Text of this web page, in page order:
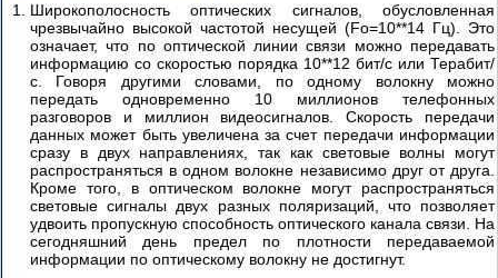
Широкополосность оптических сигналов, обусловленная
чрезвычайно высокой частотой несущей (Fo=10**14 Гц). Это
означает, что по оптической линии связи можно передавать
информацию со скоростью порядка 10**12 бит/с или Терабит/
с. Говоря другими словами, по одному волокну можно
передать одновременно 10 миллионов телефонных
разговоров и миллион видеосигналов. Скорость передачи
данных может быть увеличена за счет передачи информации
сразу в двух направлениях, так как световые волны могут
распространяться в одном волокне независимо друг от друга.
Кроме того, в оптическом волокне могут распространяться
световые сигналы двух разных поляризаций, что позволяет
удвоить пропускную способность оптического канала связи. На
сегодняшний день предел по плотности передаваемой
информации по оптическому волокну не достигнут.
802.11
Технология
PLC
Волоконно-
оптические
сети
Трансляция
сетевых
адресов